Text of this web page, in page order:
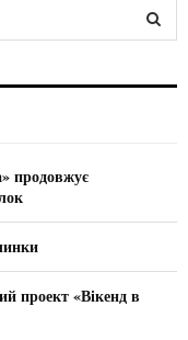
продовжує
проект «Вікенд в